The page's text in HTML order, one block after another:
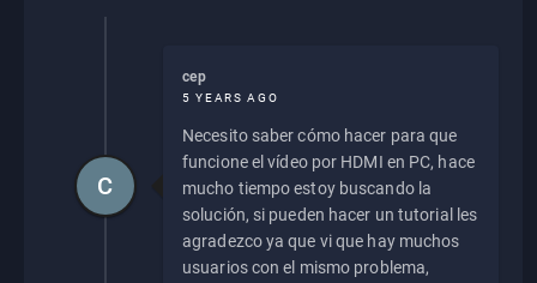
cep
5 YEARS AGO
Necesito saber cómo hacer para que
funcione el vídeo por HDMI en PC, hace
mucho tiempo estoy buscando la
solución, si pueden hacer un tutorial les
agradezco ya que vi que hay muchos
usuarios con el mismo problema,
C